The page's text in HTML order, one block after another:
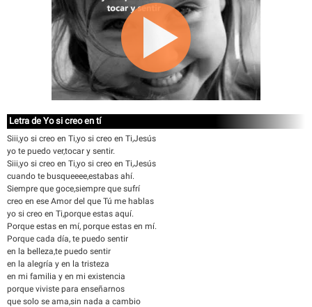
Letra de Yo si creo en tí
Siii,yo si creo en Ti,yo si creo en Ti,Jesús
yo te puedo ver,tocar y sentir.
Siii,yo si creo en Ti,yo si creo en Ti,Jesús
cuando te busqueeee,estabas ahí.
Siempre que goce,siempre que sufrí
creo en ese Amor del que Tú me hablas
yo si creo en Ti,porque estas aquí.
Porque estas en mí, porque estas en mí.
Porque cada día, te puedo sentir
en la belleza,te puedo sentir
en la alegría y en la tristeza
en mi familia y en mi existencia
porque viviste para enseñarnos
que solo se ama,sin nada a cambio